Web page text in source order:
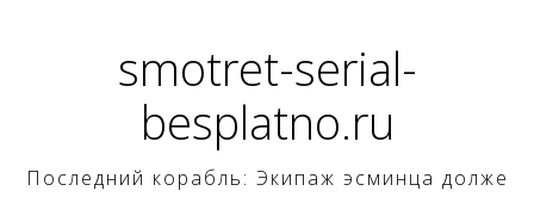
smotret-serial-
besplatno.ru
Последний корабль: Экипаж эсминца долже